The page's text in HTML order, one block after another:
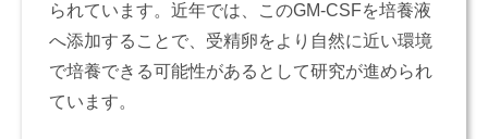
られています。近年では、このGM-CSFを培養液
へ添加することで、受精卵をより自然に近い環境
で培養できる可能性があるとして研究が進められ
ています。